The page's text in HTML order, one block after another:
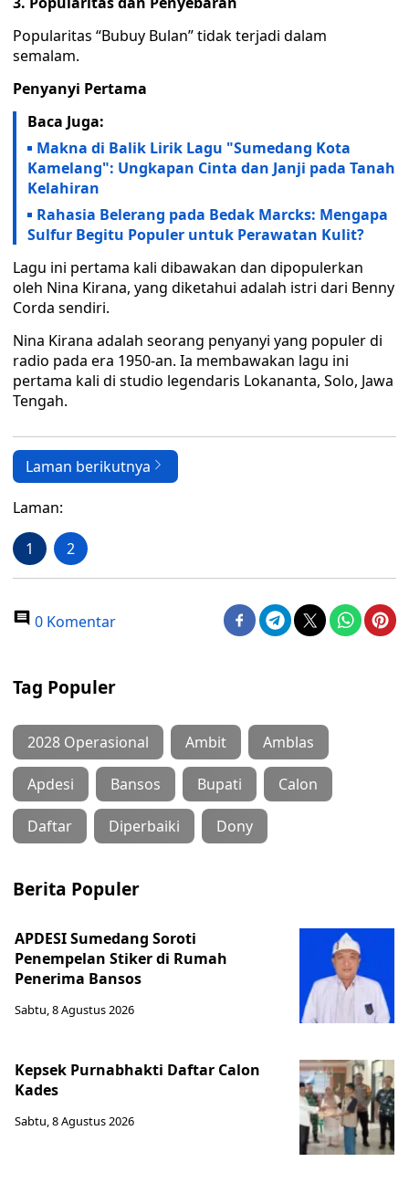
Popularitas “Bubuy Bulan” tidak terjadi dalam
semalam.
Penyanyi Pertama
Baca Juga:
Makna di Balik Lirik Lagu "Sumedang Kota
Kamelang": Ungkapan Cinta dan Janji pada Tanah
Kelahiran
Rahasia Belerang pada Bedak Marcks: Mengapa
Sulfur Begitu Populer untuk Perawatan Kulit?
Lagu ini pertama kali dibawakan dan dipopulerkan
oleh Nina Kirana, yang diketahui adalah istri dari Benny
Corda sendiri.
Nina Kirana adalah seorang penyanyi yang populer di
radio pada era 1950-an. Ia membawakan lagu ini
pertama kali di studio legendaris Lokananta, Solo, Jawa
Tengah.
Laman berikutnya
Laman:
1 2
0 Komentar
Tag Populer
2028 Operasional Ambit Amblas
Apdesi Bansos Bupati Calon
Daftar Diperbaiki Dony
Berita Populer
APDESI Sumedang Soroti
Penempelan Stiker di Rumah
Penerima Bansos
Sabtu, 8 Agustus 2026
Kepsek Purnabhakti Daftar Calon
Kades
Sabtu, 8 Agustus 2026